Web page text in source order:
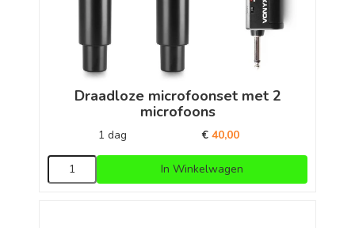
Draadloze microfoonset met 2
microfoons
1 dag € 40,00
In Winkelwagen